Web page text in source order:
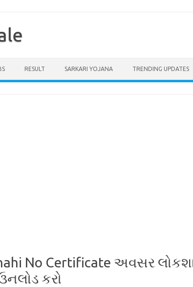
RESULT SARKARI YOJANA TRENDING UPDATES
No Certificate અવસર
કરો